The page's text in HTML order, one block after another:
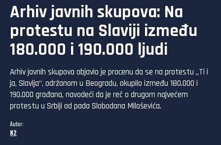
Arhiv javnih skupova: Na
protestu na Slaviji između
180.000 i 190.000 ljudi
Arhiv javnih skupova objavio je procenu da se na protestu „Ti i
ja, Slavija“, održanom u Beogradu, okupilo između 180.000 i
190.000 građana, navodeći da je reč o drugom najvećem
protestu u Srbiji od pada Slobodana Miloševića.
Autor:
N2